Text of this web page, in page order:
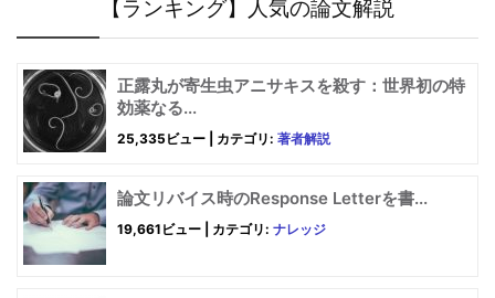
【ランキング】人気の論文解説
正露丸が寄生虫アニサキスを殺す：世界初の特
効薬なる...
25,335ビュー カテゴリ: 著者解説
論文リバイス時のResponse Letterを書...
19,661ビュー カテゴリ: ナレッジ